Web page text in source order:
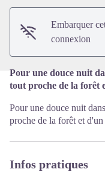
Embarquer
connexion
Pour une douce nuit
tout proche de la forêt
Pour une douce nuit
proche de la forêt et
Infos pratiques